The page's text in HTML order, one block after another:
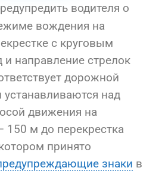
водителя о
вождения на
с круговым
направление стрелок
дорожной
устанавливаются над
движения на
150 м до перекрестка
принято
знаки в